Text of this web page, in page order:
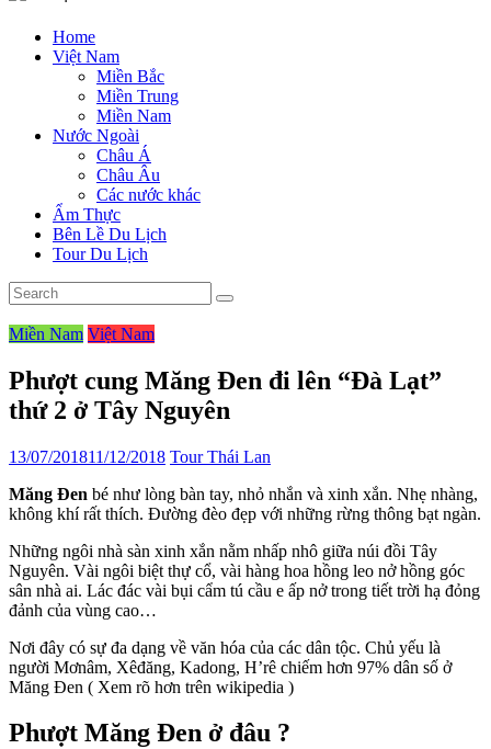
Home
Việt Nam
Miền Bắc
Miền Trung
Miền Nam
Nước Ngoài
Châu Á
Châu Âu
Các nước khác
Ẩm Thực
Bên Lề Du Lịch
Tour Du Lịch
Miền Nam Việt Nam
Phượt cung Măng Đen đi lên “Đà Lạt”
thứ 2 ở Tây Nguyên
13/07/201811/12/2018 Tour Thái Lan
Măng Đen bé như lòng bàn tay, nhỏ nhắn và xinh xắn. Nhẹ nhàng,
không khí rất thích. Đường đèo đẹp với những rừng thông bạt ngàn.
Những ngôi nhà sàn xinh xắn nằm nhấp nhô giữa núi đồi Tây
Nguyên. Vài ngôi biệt thự cổ, vài hàng hoa hồng leo nở hồng góc
sân nhà ai. Lác đác vài bụi cẩm tú cầu e ấp nở trong tiết trời hạ đỏng
đảnh của vùng cao…
Nơi đây có sự đa dạng về văn hóa của các dân tộc. Chủ yếu là
người Mơnâm, Xêđăng, Kadong, H’rê chiếm hơn 97% dân số ở
Măng Đen ( Xem rõ hơn trên wikipedia )
Phượt Măng Đen ở đâu ?